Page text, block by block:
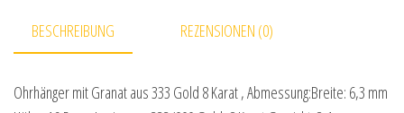
BESCHREIBUNG REZENSIONEN (0)
Ohrhänger mit Granat aus 333 Gold 8 Karat , Abmessung:Breite: 6,3 mm